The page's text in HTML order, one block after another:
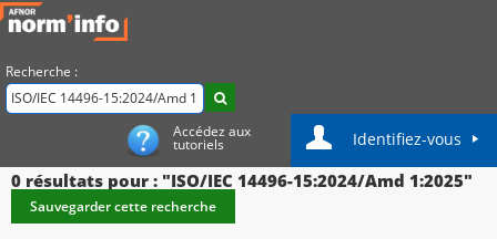
Recherche :
Accédez aux
tutoriels Identifiez-vous
0 résultats pour : "ISO/IEC 14496-15:2024/Amd 1:2025"
Sauvegarder cette recherche